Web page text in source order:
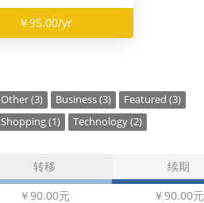
￥95.00/yr
Other (3) Business (3)
Featured (3)
Shopping (1) Technology (2)
转移 续期
￥90.00元 ￥90.00元